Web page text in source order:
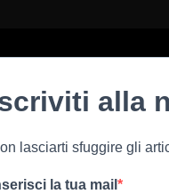
alla
lasciarti sfuggire gli
la tua mail